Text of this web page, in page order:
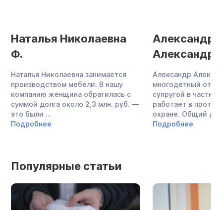
Наталья Николаевна
Ф.
Наталья Николаевна занимается
производством мебели. В нашу
компанию женщина обратилась с
суммой долга около 2,3 млн. руб. —
это были ...
Подробнее
Александр
Александр
многодетный
супругой в
работает в
охране. Общий
Подробнее
Популярные статьи